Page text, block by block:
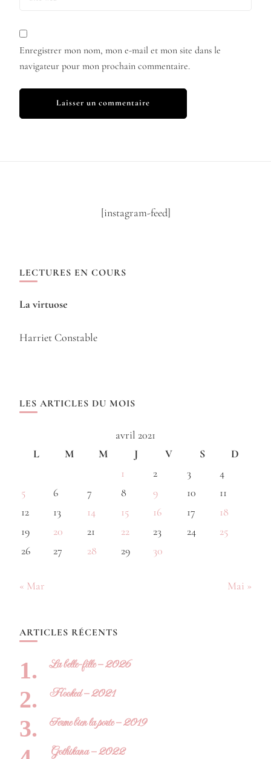
Enregistrer mon nom, mon e-mail et mon site dans le
navigateur pour mon prochain commentaire.
[instagram-feed]
LECTURES EN COURS
La virtuose
Harriet Constable
LES ARTICLES DU MOIS
avril 2021
L
M M J V S
D
1
2 3
4
5
6 7 8 9 10
11
12
13 14 15 16 17
18
19
20 21 22 23 24
25
26
27 28 29 30
« Mar Mai »
ARTICLES RÉCENTS
La belle-fille – 2026
Hooked – 2021
Ferme bien la porte – 2019
Gothikana – 2022